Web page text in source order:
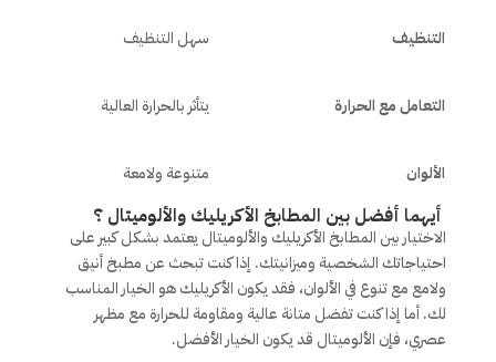
التنظيف سهل التنظيف
التعامل مع الحرارة يتأثر بالحرارة العالية
الألوان متنوعة ولامعة
أيهما أفضل بين المطابخ الأكريليك والألوميتال ؟
الاختيار بين المطابخ الأكريليك والألوميتال يعتمد بشكل كبير على
احتياجاتك الشخصية وميزانيتك. إذا كنت تبحث عن مطبخ أنيق
ولامع مع تنوع في الألوان، فقد يكون الأكريليك هو الخيار المناسب
لك. أما إذا كنت تفضل متانة عالية ومقاومة للحرارة مع مظهر
عصري، فإن الألوميتال قد يكون الخيار الأفضل.